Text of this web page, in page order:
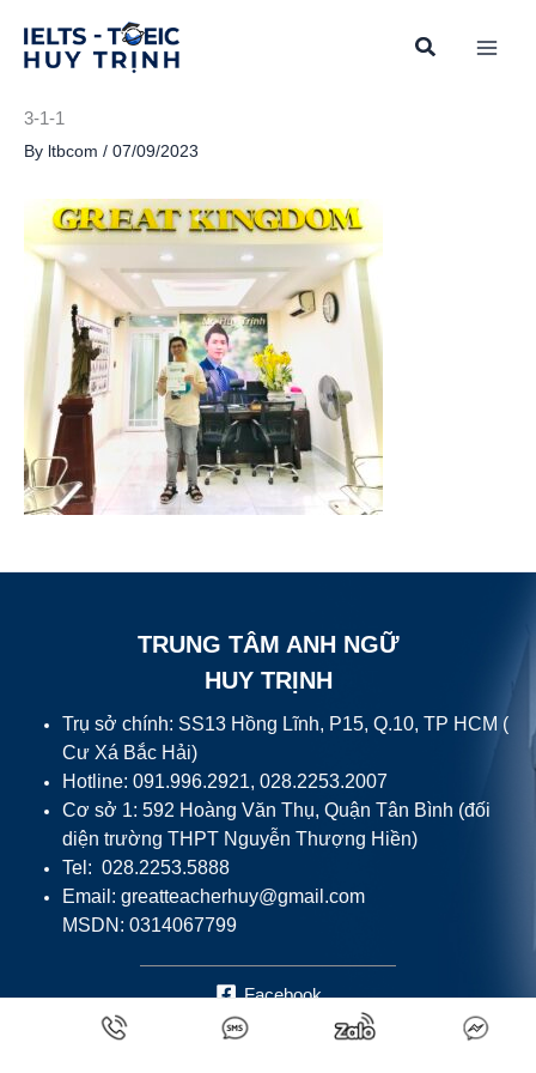
content
3-1-1
By ltbcom / 07/09/2023
TRUNG TÂM ANH NGỮ
HUY TRỊNH
Trụ sở chính: SS13 Hồng Lĩnh, P15, Q.10, TP HCM (
Cư Xá Bắc Hải)
Hotline: 091.996.2921, 028.2253.2007
Cơ sở 1: 592 Hoàng Văn Thụ, Quận Tân Bình (đối
diện trường THPT Nguyễn Thượng Hiền)
Tel: 028.2253.5888
Email: greatteacherhuy@gmail.com
MSDN: 0314067799
Facebook